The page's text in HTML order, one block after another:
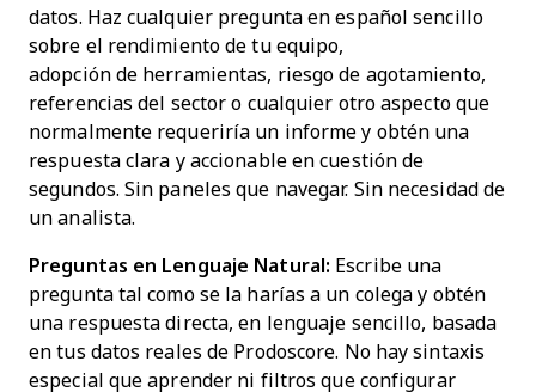
datos. Haz cualquier pregunta en español sencillo
sobre el rendimiento de tu equipo,
adopción de herramientas, riesgo de agotamiento,
referencias del sector o cualquier otro aspecto que
normalmente requeriría un informe y obtén una
respuesta clara y accionable en cuestión de
segundos. Sin paneles que navegar. Sin necesidad de
un analista.
Preguntas en Lenguaje Natural: Escribe una
pregunta tal como se la harías a un colega y obtén
una respuesta directa, en lenguaje sencillo, basada
en tus datos reales de Prodoscore. No hay sintaxis
especial que aprender ni filtros que configurar